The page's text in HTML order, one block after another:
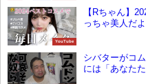
YouTube
【Rちゃん】
っちゃ美人だよ
シバターがコ
には「あなた